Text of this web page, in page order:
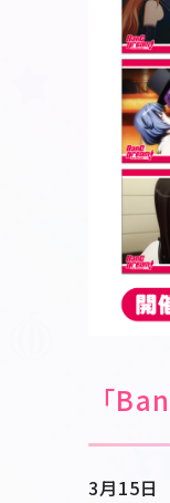
「
3月15日